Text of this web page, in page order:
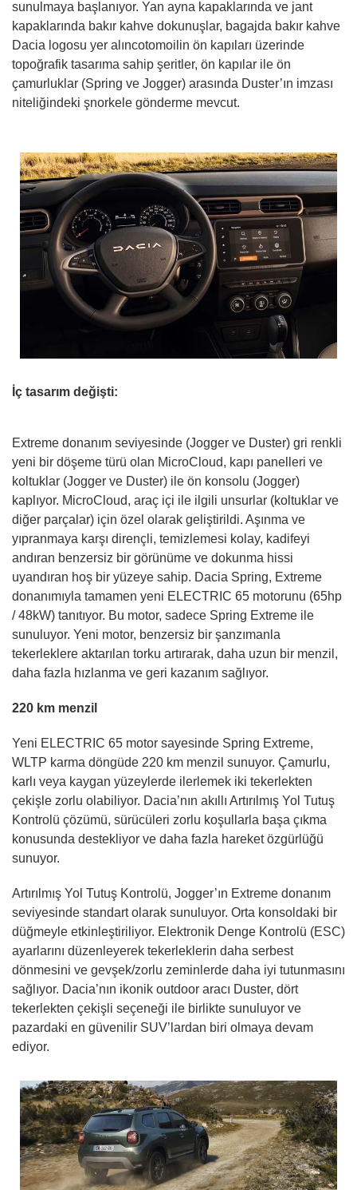
sunulmaya başlanıyor. Yan ayna kapaklarında ve jant
kapaklarında bakır kahve dokunuşlar, bagajda bakır kahve
Dacia logosu yer alıncotomoilin ön kapıları üzerinde
topoğrafik tasarıma sahip şeritler, ön kapılar ile ön
çamurluklar (Spring ve Jogger) arasında Duster’ın imzası
niteliğindeki şnorkele gönderme mevcut.
İç tasarım değişti:
Extreme donanım seviyesinde (Jogger ve Duster) gri renkli
yeni bir döşeme türü olan MicroCloud, kapı panelleri ve
koltuklar (Jogger ve Duster) ile ön konsolu (Jogger)
kaplıyor. MicroCloud, araç içi ile ilgili unsurlar (koltuklar ve
diğer parçalar) için özel olarak geliştirildi. Aşınma ve
yıpranmaya karşı dirençli, temizlemesi kolay, kadifeyi
andıran benzersiz bir görünüme ve dokunma hissi
uyandıran hoş bir yüzeye sahip. Dacia Spring, Extreme
donanımıyla tamamen yeni ELECTRIC 65 motorunu (65hp
/ 48kW) tanıtıyor. Bu motor, sadece Spring Extreme ile
sunuluyor. Yeni motor, benzersiz bir şanzımanla
tekerleklere aktarılan torku artırarak, daha uzun bir menzil,
daha fazla hızlanma ve geri kazanım sağlıyor.
220 km menzil
Yeni ELECTRIC 65 motor sayesinde Spring Extreme,
WLTP karma döngüde 220 km menzil sunuyor. Çamurlu,
karlı veya kaygan yüzeylerde ilerlemek iki tekerlekten
çekişle zorlu olabiliyor. Dacia’nın akıllı Artırılmış Yol Tutuş
Kontrolü çözümü, sürücüleri zorlu koşullarla başa çıkma
konusunda destekliyor ve daha fazla hareket özgürlüğü
sunuyor.
Artırılmış Yol Tutuş Kontrolü, Jogger’ın Extreme donanım
seviyesinde standart olarak sunuluyor. Orta konsoldaki bir
düğmeyle etkinleştiriliyor. Elektronik Denge Kontrolü (ESC)
ayarlarını düzenleyerek tekerleklerin daha serbest
dönmesini ve gevşek/zorlu zeminlerde daha iyi tutunmasını
sağlıyor. Dacia’nın ikonik outdoor aracı Duster, dört
tekerlekten çekişli seçeneği ile birlikte sunuluyor ve
pazardaki en güvenilir SUV’lardan biri olmaya devam
ediyor.